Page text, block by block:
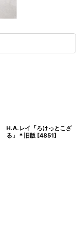
H.A.レイ「ろけっとこざ
る」＊旧版 [4851]